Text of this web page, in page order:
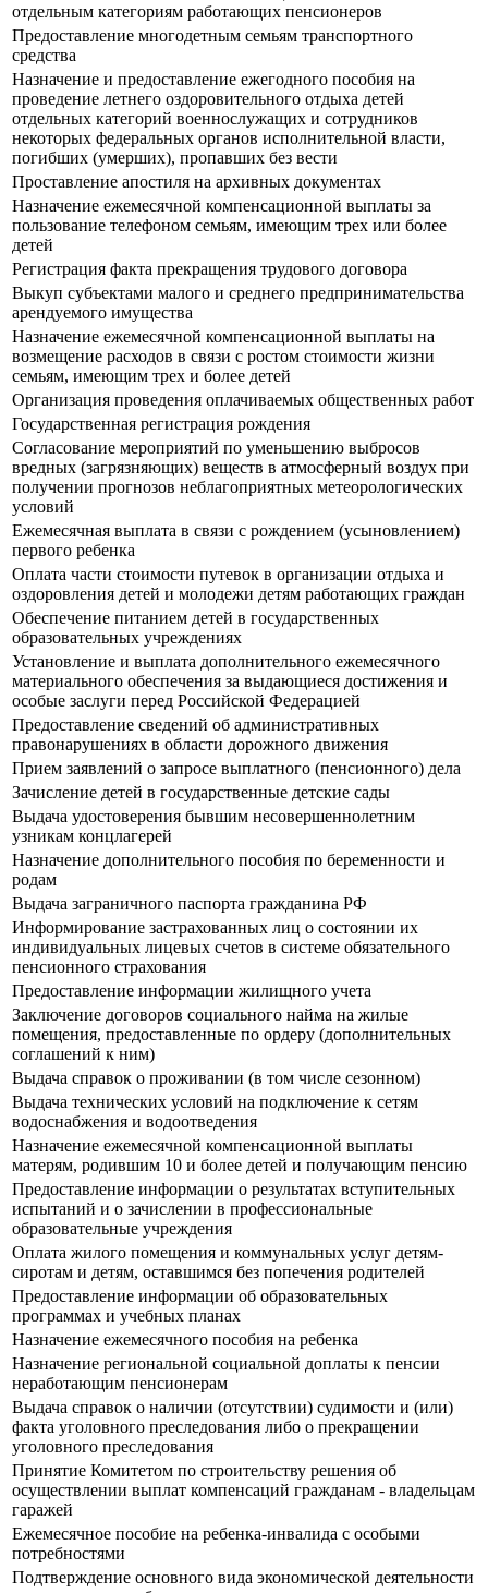
отдельным категориям работающих пенсионеров
Предоставление многодетным семьям транспортного
средства
Назначение и предоставление ежегодного пособия на
проведение летнего оздоровительного отдыха детей
отдельных категорий военнослужащих и сотрудников
некоторых федеральных органов исполнительной власти,
погибших (умерших), пропавших без вести
Проставление апостиля на архивных документах
Назначение ежемесячной компенсационной выплаты за
пользование телефоном семьям, имеющим трех или более
детей
Регистрация факта прекращения трудового договора
Выкуп субъектами малого и среднего предпринимательства
арендуемого имущества
Назначение ежемесячной компенсационной выплаты на
возмещение расходов в связи с ростом стоимости жизни
семьям, имеющим трех и более детей
Организация проведения оплачиваемых общественных работ
Государственная регистрация рождения
Согласование мероприятий по уменьшению выбросов
вредных (загрязняющих) веществ в атмосферный воздух при
получении прогнозов неблагоприятных метеорологических
условий
Ежемесячная выплата в связи с рождением (усыновлением)
первого ребенка
Оплата части стоимости путевок в организации отдыха и
оздоровления детей и молодежи детям работающих граждан
Обеспечение питанием детей в государственных
образовательных учреждениях
Установление и выплата дополнительного ежемесячного
материального обеспечения за выдающиеся достижения и
особые заслуги перед Российской Федерацией
Предоставление сведений об административных
правонарушениях в области дорожного движения
Прием заявлений о запросе выплатного (пенсионного) дела
Зачисление детей в государственные детские сады
Выдача удостоверения бывшим несовершеннолетним
узникам концлагерей
Назначение дополнительного пособия по беременности и
родам
Выдача заграничного паспорта гражданина РФ
Информирование застрахованных лиц о состоянии их
индивидуальных лицевых счетов в системе обязательного
пенсионного страхования
Предоставление информации жилищного учета
Заключение договоров социального найма на жилые
помещения, предоставленные по ордеру (дополнительных
соглашений к ним)
Выдача справок о проживании (в том числе сезонном)
Выдача технических условий на подключение к сетям
водоснабжения и водоотведения
Назначение ежемесячной компенсационной выплаты
матерям, родившим 10 и более детей и получающим пенсию
Предоставление информации о результатах вступительных
испытаний и о зачислении в профессиональные
образовательные учреждения
Оплата жилого помещения и коммунальных услуг детям-
сиротам и детям, оставшимся без попечения родителей
Предоставление информации об образовательных
программах и учебных планах
Назначение ежемесячного пособия на ребенка
Назначение региональной социальной доплаты к пенсии
неработающим пенсионерам
Выдача справок о наличии (отсутствии) судимости и (или)
факта уголовного преследования либо о прекращении
уголовного преследования
Принятие Комитетом по строительству решения об
осуществлении выплат компенсаций гражданам - владельцам
гаражей
Ежемесячное пособие на ребенка-инвалида с особыми
потребностями
Подтверждение основного вида экономической деятельности